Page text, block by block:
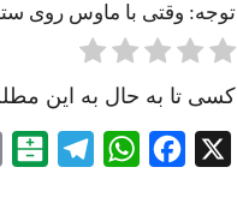
توجه: وقتی با ماوس روی
کسی تا به حال به این
X
Facebook
WhatsApp